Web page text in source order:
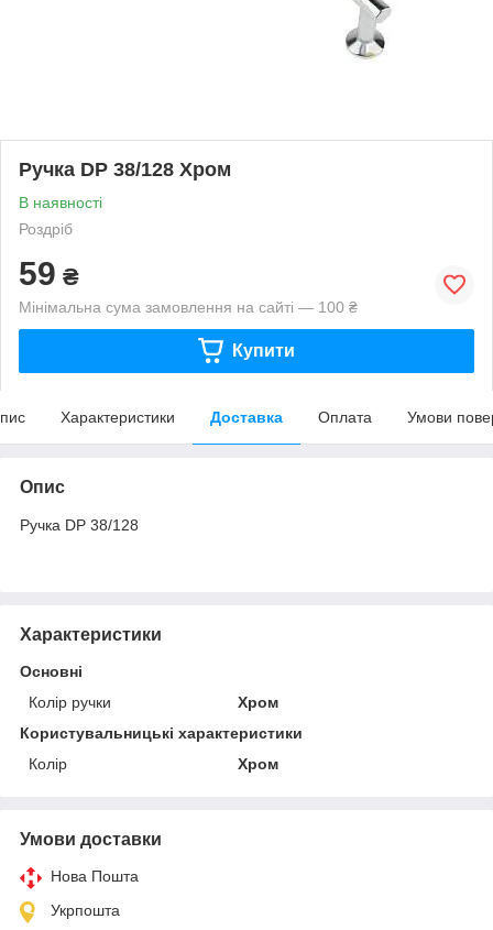
Ручка DP 38/128 Хром
В наявності
Роздріб
59 ₴
Мінімальна сума замовлення на сайті — 100 ₴
Купити
Характеристики Доставка Оплата Умови
Опис
Ручка DP 38/128
Характеристики
Основні
Колір ручки
Хром
Користувальницькі характеристики
Колір
Хром
Умови доставки
Нова Пошта
Укрпошта